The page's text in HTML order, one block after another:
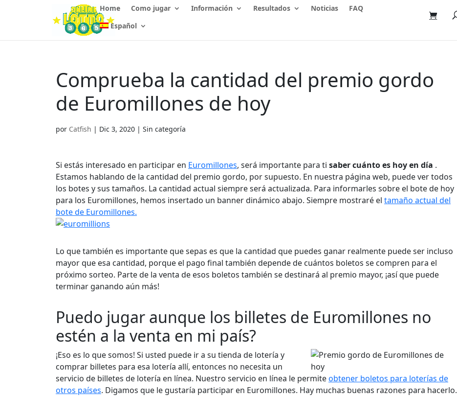
Home Como jugar Información Resultados Noticias
FAQ
Español
Comprueba la cantidad del premio gordo
de Euromillones de hoy
por Catfish | Dic 3, 2020 | Sin categoría
Si estás interesado en participar en Euromillones, será importante para ti saber cuánto es hoy en día .
Estamos hablando de la cantidad del premio gordo, por supuesto. En nuestra página web, puede ver todos
los botes y sus tamaños. La cantidad actual siempre será actualizada. Para informarles sobre el bote de hoy
para los Euromillones, hemos insertado un banner dinámico abajo. Siempre mostraré el tamaño actual del
bote de Euromillones.
Lo que también es importante que sepas es que la cantidad que puedes ganar realmente puede ser incluso
mayor que esa cantidad, porque el pago final también depende de cuántos boletos se compren para el
próximo sorteo. Parte de la venta de esos boletos también se destinará al premio mayor, ¡así que puede
terminar ganando aún más!
Puedo jugar aunque los billetes de Euromillones no
estén a la venta en mi país?
¡Eso es lo que somos! Si usted puede ir a su tienda de lotería y
comprar billetes para esa lotería allí, entonces no necesita un
servicio de billetes de lotería en línea. Nuestro servicio en línea le permiteobtener boletos para loterías de
otros países. Digamos que le gustaría participar en Euromillones. Hay muchas buenas razones para hacerlo.